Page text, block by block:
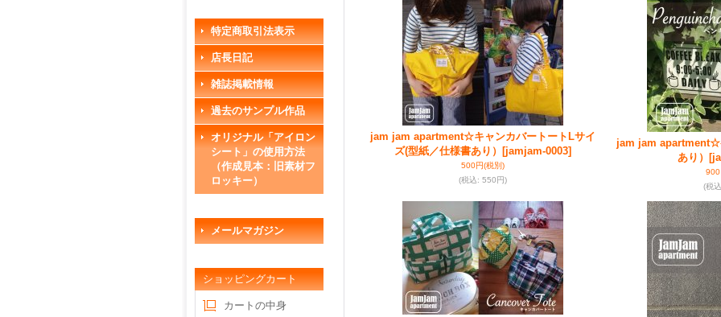
特定商取引法表示
店長日記
雑誌掲載情報
過去のサンプル作品
オリジナル「アイロン
シート」の使用方法
（作成見本：旧素材フ
ロッキー）
メールマガジン
ショッピングカート
カートの中身
jam jam apartment☆キャンカバートートLサイ
ズ(型紙／仕様書あり）
[jamjam-0003]
500円(税別)
(税込: 550円)
jam jam apartment☆
あり）
900
(税込